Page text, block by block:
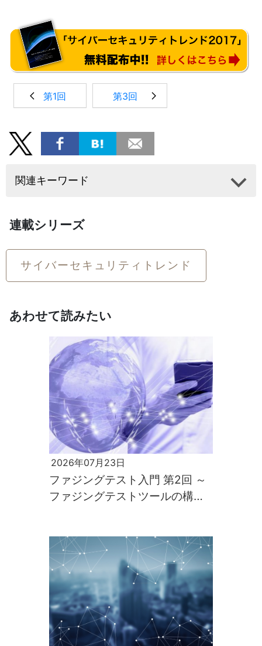
第1回 第3回
関連キーワード
連載シリーズ
サイバーセキュリティトレンド
あわせて読みたい
2026年07月23日
ファジングテスト入門 第2回 ～
ファジングテストツールの構築